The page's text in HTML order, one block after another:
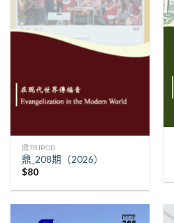
鼎TRIPOD
鼎_208期（2026）
$80